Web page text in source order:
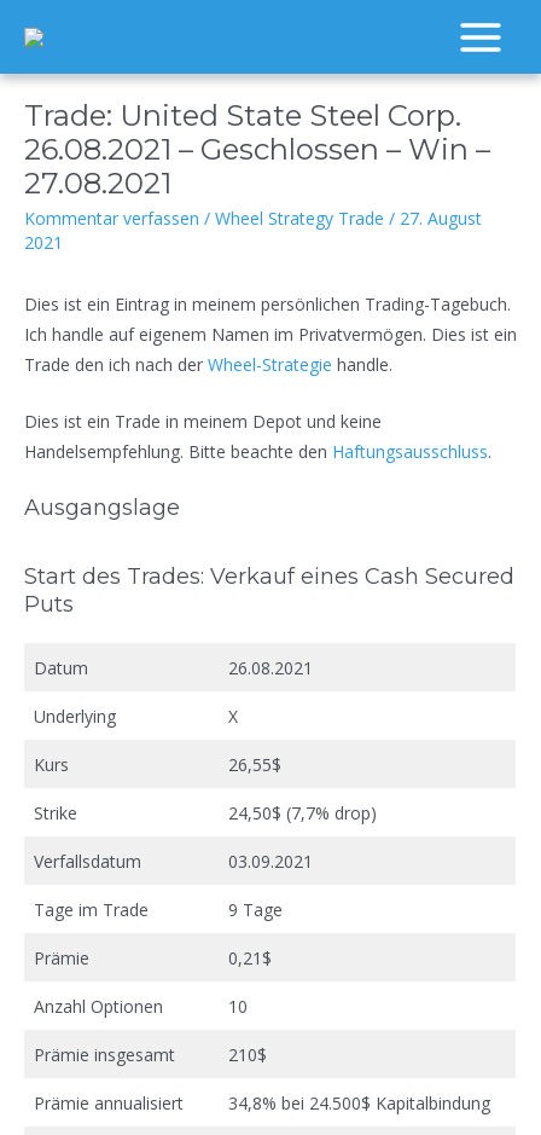
Inhalt
springen
Main
Trade: United State Steel Corp.
26.08.2021 – Geschlossen – Win –
27.08.2021
Kommentar verfassen / Wheel Strategy Trade / 27. August
2021
Dies ist ein Eintrag in meinem persönlichen Trading-Tagebuch.
Ich handle auf eigenem Namen im Privatvermögen. Dies ist ein
Trade den ich nach der Wheel-Strategie handle.
Dies ist ein Trade in meinem Depot und keine
Handelsempfehlung. Bitte beachte den Haftungsausschluss.
Ausgangslage
Start des Trades: Verkauf eines Cash Secured
Puts
Datum 26.08.2021
Underlying X
Kurs 26,55$
Strike 24,50$ (7,7% drop)
Verfallsdatum 03.09.2021
Tage im Trade 9 Tage
Prämie 0,21$
Anzahl Optionen 10
Prämie insgesamt 210$
Prämie annualisiert 34,8% bei 24.500$ Kapitalbindung